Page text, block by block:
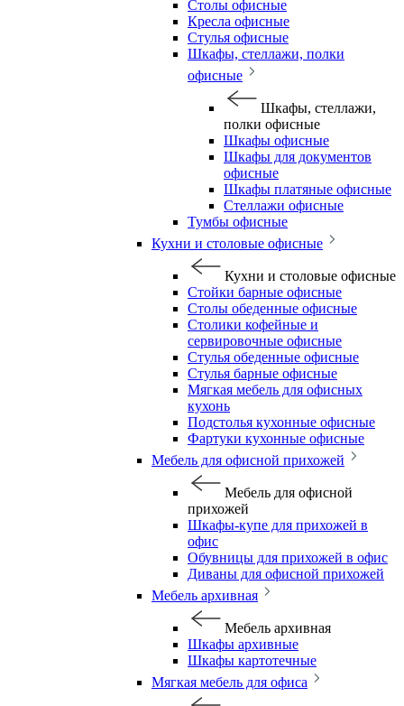
Столы офисные
Кресла офисные
Стулья офисные
Шкафы, стеллажи, полки
офисные
Шкафы, стеллажи,
полки офисные
Шкафы офисные
Шкафы для документов
офисные
Шкафы платяные офисные
Стеллажи офисные
Тумбы офисные
Кухни и столовые офисные
Кухни и столовые офисные
Стойки барные офисные
Столы обеденные офисные
Столики кофейные и
сервировочные офисные
Стулья обеденные офисные
Стулья барные офисные
Мягкая мебель для офисных
кухонь
Подстолья кухонные офисные
Фартуки кухонные офисные
Мебель для офисной прихожей
Мебель для офисной
прихожей
Шкафы-купе для прихожей в
офис
Обувницы для прихожей в офис
Диваны для офисной прихожей
Мебель архивная
Мебель архивная
Шкафы архивные
Шкафы картотечные
Мягкая мебель для офиса